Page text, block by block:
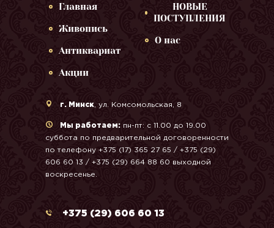
Главная
Живопись
Антиквариат
Акции
НОВЫЕ
ПОСТУПЛЕНИЯ
О нас
г. Минск , ул. Комсомольская, 8
Мы работаем: пн-пт: с 11.00 до 19.00
суббота по предварительной договоренности
по телефону +375 (17) 365 27 65 / +375 (29)
606 60 13 / +375 (29) 664 88 60 выходной
воскресенье.
+375 (29) 606 60 13